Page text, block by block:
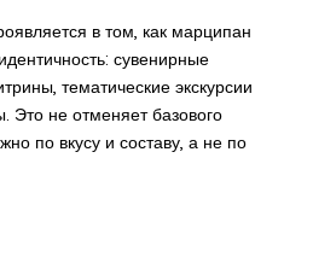
в том, как марципан
сувенирные
тематические экскурсии
Это не отменяет базового
по вкусу и составу, а не по